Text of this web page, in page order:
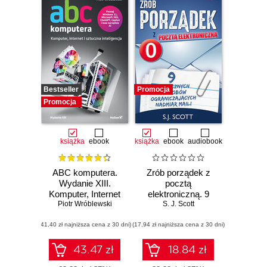
Bestseller
Promocja
książka ebook
ABC komputera.
Wydanie XIII.
Komputer, Internet
i sztuczna
Piotr Wróblewski
(41,40 zł najniższa cena z 30 dni)
43.47 zł
Promocja
książka ebook audiobook
Zrób porządek z
pocztą
elektroniczną. 9
skutecznych
ograniczających
nadmiar maili
S. J. Scott
(17,94 zł najniższa cena z 30 dni)
18.84 zł